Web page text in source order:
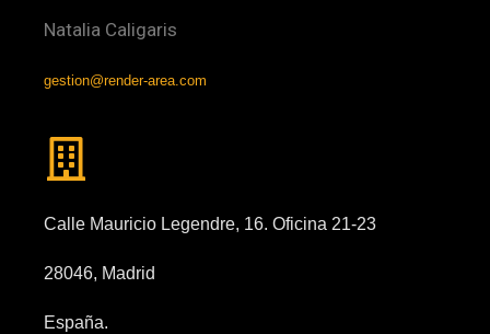
Natalia Caligaris
gestion@render-area.com
Calle Mauricio Legendre, 16. Oficina 21-23
28046, Madrid
España.